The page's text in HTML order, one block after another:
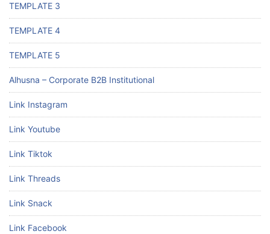
TEMPLATE 3
TEMPLATE 4
TEMPLATE 5
Alhusna – Corporate B2B Institutional
Link Instagram
Link Youtube
Link Tiktok
Link Threads
Link Snack
Link Facebook